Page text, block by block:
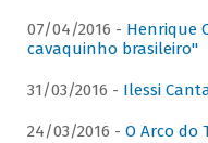
07/04/2016 - Henrique
cavaquinho brasileiro"
31/03/2016 - Ilessi
24/03/2016 - O Arco do